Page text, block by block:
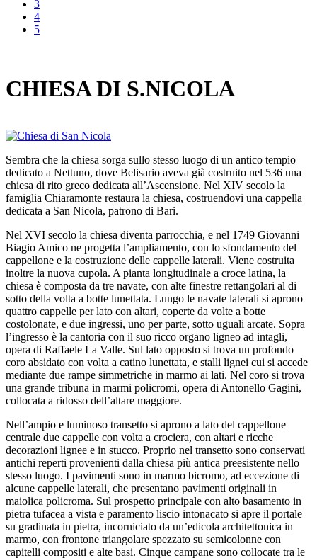
3
4
5
CHIESA DI S.NICOLA
Sembra che la chiesa sorga sullo stesso luogo di un antico tempio
dedicato a Nettuno, dove Belisario aveva già costruito nel 536 una
chiesa di rito greco dedicata all’Ascensione. Nel XIV secolo la
famiglia Chiaramonte restaura la chiesa, costruendovi una cappella
dedicata a San Nicola, patrono di Bari.
Nel XVI secolo la chiesa diventa parrocchia, e nel 1749 Giovanni
Biagio Amico ne progetta l’ampliamento, con lo sfondamento del
cappellone e la costruzione delle cappelle laterali. Viene costruita
inoltre la nuova cupola. A pianta longitudinale a croce latina, la
chiesa è composta da tre navate, con alte finestre rettangolari al di
sotto della volta a botte lunettata. Lungo le navate laterali si aprono
quattro cappelle per lato con altari, coperte da volte a botte
costolonate, e due ingressi, uno per parte, sotto uguali arcate. Sopra
l’ingresso è la cantoria con il suo ricco organo ligneo ad intagli,
opera di Raffaele La Valle. Sul lato opposto si trova un profondo
coro absidato con volta a catino lunettata, e stalli lignei cui si accede
mediante due rampe simmetriche in marmo ai lati. Nel coro si trova
una grande tribuna in marmi policromi, opera di Antonello Gagini,
collocata a ridosso dell’altare maggiore.
Nell’ampio e luminoso transetto si aprono a lato del cappellone
centrale due cappelle con volta a crociera, con altari e ricche
decorazioni lignee e in stucco. Proprio nel transetto sono conservati
antichi reperti provenienti dalla chiesa più antica preesistente nello
stesso luogo. I pavimenti sono in marmo bicromo, ad eccezione di
alcune cappelle laterali, che presentano pavimenti originali in
maiolica policroma. Sul prospetto principale con alto basamento in
pietra tufacea a vista e paramento liscio intonacato si apre il portale
su gradinata in pietra, incorniciato da un’edicola architettonica in
marmo, con frontone triangolare spezzato su semicolonne con
capitelli compositi e alte basi. Cinque campane sono collocate tra le